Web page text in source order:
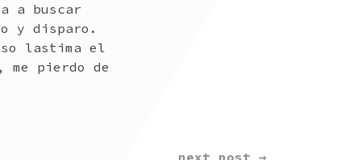
a buscar
y disparo.
lastima el
pierdo de
next post →